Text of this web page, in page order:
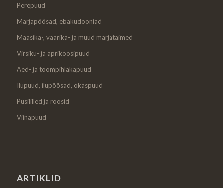
Perepuud
Marjapõõsad, ebaküdooniad
Maasika-, vaarika- ja muud marjataimed
Virsiku- ja aprikoosipuud
Aed- ja toompihlakapuud
Ilupuud, ilupõõsad, okaspuud
Püsililled ja roosid
Viinapuud
ARTIKLID